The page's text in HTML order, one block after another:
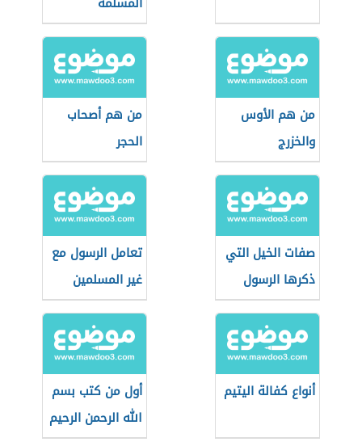
من هم الأوس
والخزرج
من هم أصحاب
الحجر
صفات الخيل التي
ذكرها الرسول
تعامل الرسول مع
غير المسلمين
أنواع كفالة اليتيم
أول من كتب بسم
الله الرحمن الرحيم